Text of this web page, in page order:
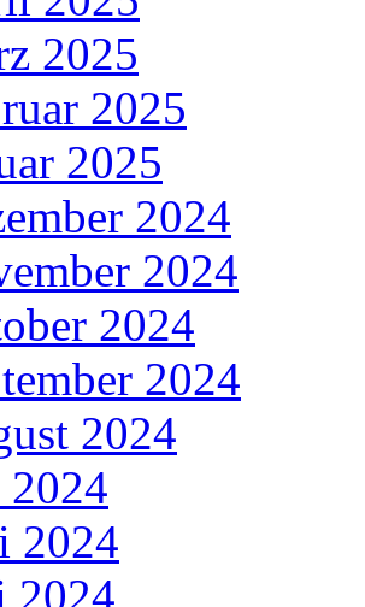
2025
2025
2025
2024
2024
2024
2024
2024
2024
2024